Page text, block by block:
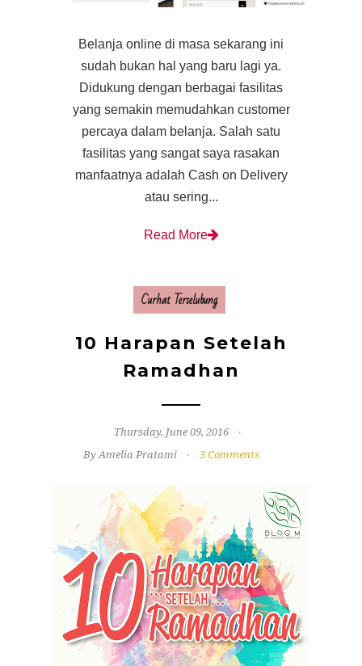
Belanja online di masa sekarang ini
sudah bukan hal yang baru lagi ya.
Didukung dengan berbagai fasilitas
yang semakin memudahkan customer
percaya dalam belanja. Salah satu
fasilitas yang sangat saya rasakan
manfaatnya adalah Cash on Delivery
atau sering...
Read More
Curhat Terselubung
10 Harapan Setelah
Ramadhan
Thursday, June 09, 2016
By Amelia Pratami
3 Comments